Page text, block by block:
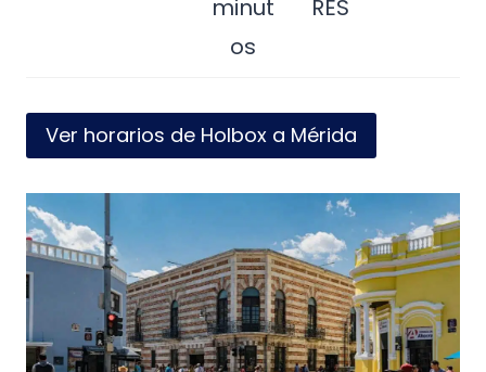
minut
os
RES
Ver horarios de Holbox a Mérida